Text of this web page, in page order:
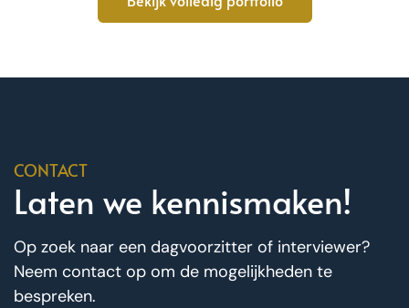
CONTACT
Laten we kennismaken!
Op zoek naar een dagvoorzitter of interviewer?
Neem contact op om de mogelijkheden te
bespreken.